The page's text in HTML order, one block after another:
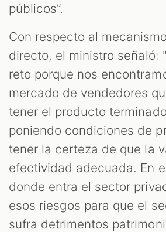
públicos”.
Con respecto al
directo, el ministro señaló:
reto porque nos
mercado de vendedores
tener el producto
poniendo condiciones de
tener la certeza de que la
efectividad adecuada. En
donde entra el sector
esos riesgos para que el
sufra detrimentos